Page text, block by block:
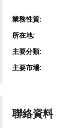
業務性質:
所在地:
主要分類:
主要市場:
聯絡資料